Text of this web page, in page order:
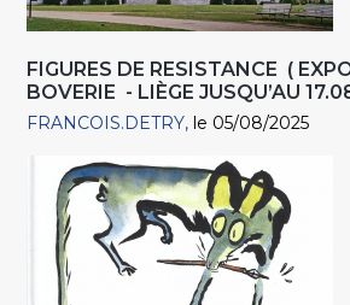
FIGURES DE RESISTANCE (
BOVERIE - LIÈGE JUSQU’AU
FRANCOIS.DETRY le 05/08/2025